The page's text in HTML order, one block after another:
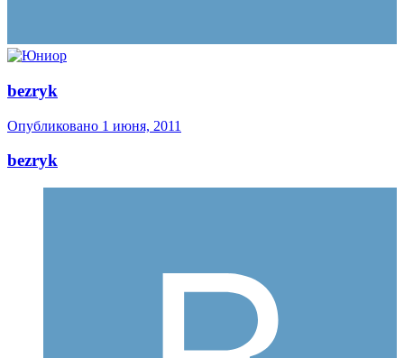
bezryk
Опубликовано 1 июня, 2011
bezryk